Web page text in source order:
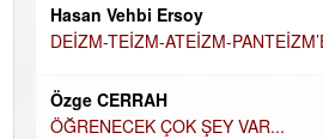
Hasan Vehbi Ersoy
DEİZM-TEİZM-ATEİZM-
Özge CERRAH
ÖĞRENECEK ÇOK ŞEY VAR...